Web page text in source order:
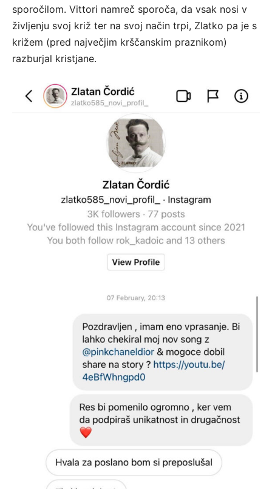
sporočilom. Vittori namreč sporoča, da vsak nosi v
življenju svoj križ ter na svoj način trpi, Zlatko pa je s
križem (pred največjim krščanskim praznikom)
razburjal kristjane.